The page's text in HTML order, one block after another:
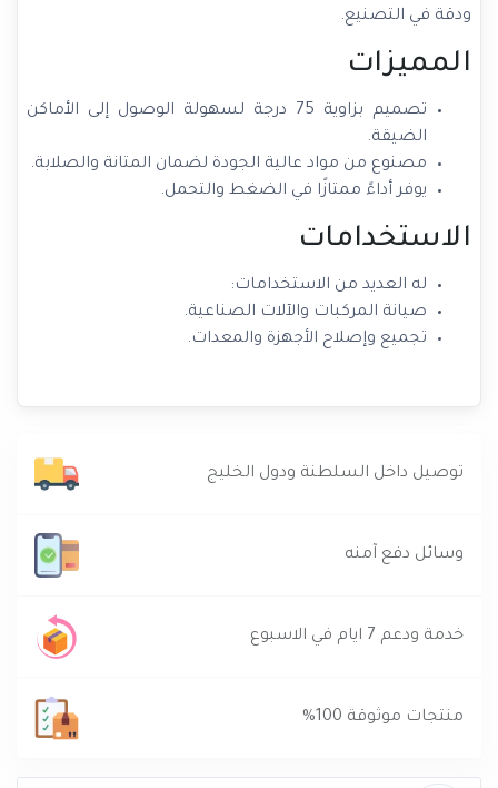
ودقة في التصنيع.
المميزات
تصميم بزاوية 75 درجة لسهولة الوصول إلى الأماكن
الضيقة.
مصنوع من مواد عالية الجودة لضمان المتانة والصلابة.
يوفر أداءً ممتازًا في الضغط والتحمل.
الاستخدامات
له العديد من الاستخدامات:
صيانة المركبات والآلات الصناعية.
تجميع وإصلاح الأجهزة والمعدات.
توصيل داخل السلطنة ودول الخليج
وسائل دفع آمنه
خدمة ودعم 7 ايام في الاسبوع
منتجات موثوقة 100%